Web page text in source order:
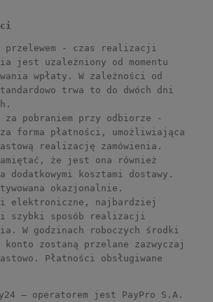
przelewem - czas realizacji
jest uzależniony od momentu
wpłaty. W zależności od
trwa to do dwóch dni
za pobraniem przy odbiorze -
forma płatności, umożliwiająca
realizację zamówienia.
że jest ona również
dodatkowymi kosztami dostawy.
okazjonalnie.
elektroniczne, najbardziej
i szybki sposób realizacji
W godzinach roboczych środki
konto zostaną przelane zazwyczaj
Płatności obsługiwane
– operatorem jest PayPro S.A.